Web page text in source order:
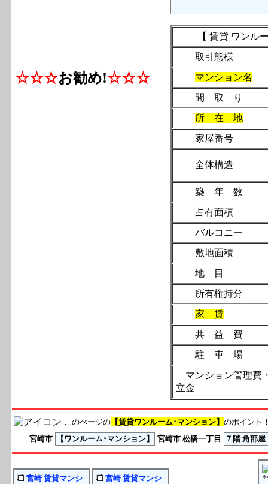
☆☆☆お勧め!☆☆☆
【 賃貸 ワンルー
取引態様
マンション名
間 取
所 在 地
家屋番号
全体構造
築 年
占有面積
バルコニ
敷地面積
地 目
所有権持
家 賃
共 益 費
駐 車 場
マンション管理費
立金
このぺージの 【賃貸ワンルーム･マンション】 のポイント
宮崎市
【ワンルーム･マンション】 宮崎市 松橋一丁目 ７階 角部
宮崎 賃貸マンシ
宮崎 賃貸マンシ